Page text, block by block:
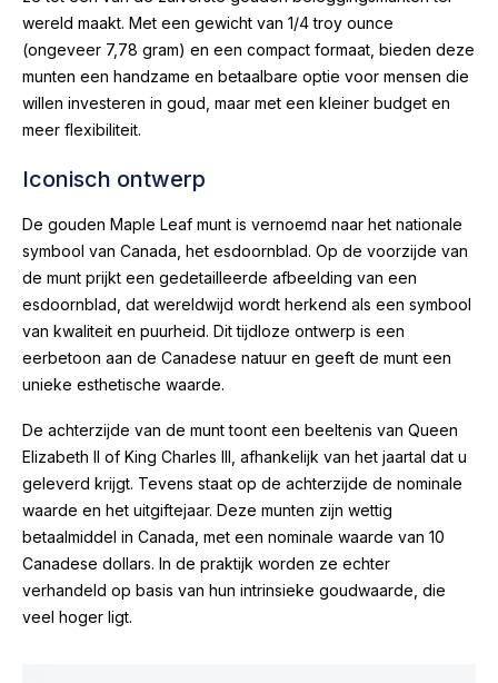
wereld maakt. Met een gewicht van 1/4 troy ounce
(ongeveer 7,78 gram) en een compact formaat, bieden deze
munten een handzame en betaalbare optie voor mensen die
willen investeren in goud, maar met een kleiner budget en
meer flexibiliteit.
Iconisch ontwerp
De gouden Maple Leaf munt is vernoemd naar het nationale
symbool van Canada, het esdoornblad. Op de voorzijde van
de munt prijkt een gedetailleerde afbeelding van een
esdoornblad, dat wereldwijd wordt herkend als een symbool
van kwaliteit en puurheid. Dit tijdloze ontwerp is een
eerbetoon aan de Canadese natuur en geeft de munt een
unieke esthetische waarde.
De achterzijde van de munt toont een beeltenis van Queen
Elizabeth II of King Charles III, afhankelijk van het jaartal dat u
geleverd krijgt. Tevens staat op de achterzijde de nominale
waarde en het uitgiftejaar. Deze munten zijn wettig
betaalmiddel in Canada, met een nominale waarde van 10
Canadese dollars. In de praktijk worden ze echter
verhandeld op basis van hun intrinsieke goudwaarde, die
veel hoger ligt.